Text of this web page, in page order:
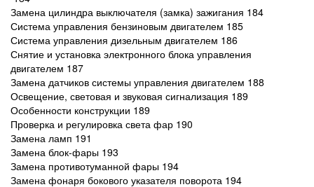
Замена цилиндра выключателя (замка) зажигания 184
Система управления бензиновым двигателем 185
Система управления дизельным двигателем 186
Снятие и установка электронного блока управления
двигателем 187
Замена датчиков системы управления двигателем 188
Освещение, световая и звуковая сигнализация 189
Особенности конструкции 189
Проверка и регулировка света фар 190
Замена ламп 191
Замена блок-фары 193
Замена противотуманной фары 194
Замена фонаря бокового указателя поворота 194